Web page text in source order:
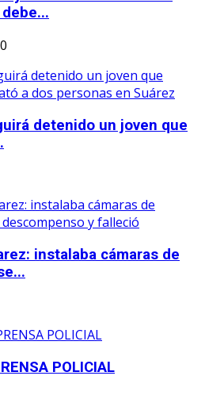
0
detenido un joven que
instalaba cámaras de
POLICIAL